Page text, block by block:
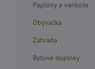
Paplóny a vankúše
Obývačka
Záhrada
Bytové doplnky